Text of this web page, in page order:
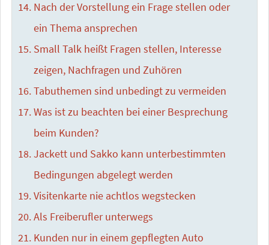
Nach der Vorstellung ein Frage stellen oder
ein Thema ansprechen
Small Talk heißt Fragen stellen, Interesse
zeigen, Nachfragen und Zuhören
Tabuthemen sind unbedingt zu vermeiden
Was ist zu beachten bei einer Besprechung
beim Kunden?
Jackett und Sakko kann unterbestimmten
Bedingungen abgelegt werden
Visitenkarte nie achtlos wegstecken
Als Freiberufler unterwegs
Kunden nur in einem gepflegten Auto